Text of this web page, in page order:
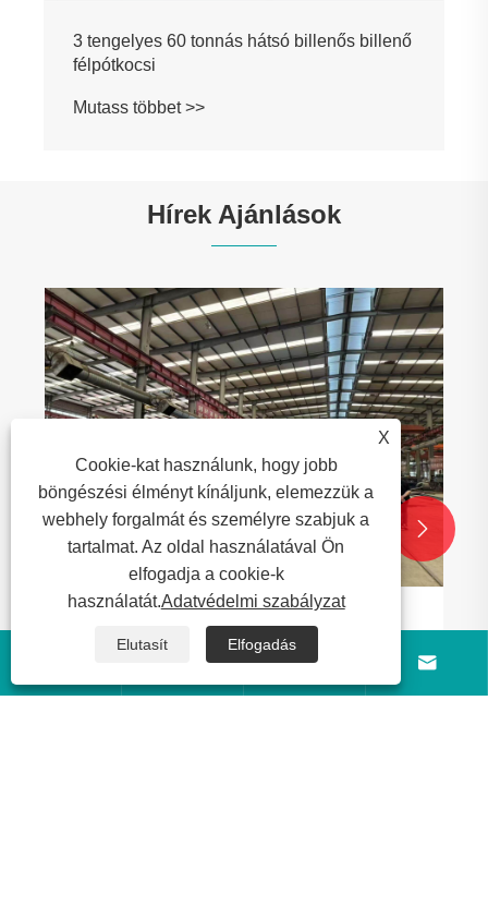
3 tengelyes 60 tonnás hátsó billenős billenő
félpótkocsi
Mutass többet >>
Hírek Ajánlások
A malajziai ügyfelek meglátogatják a Luyi
gyárat, hogy feltárják az új együttműködési
Mutass többet >>
 
 
X
Cookie-kat használunk, hogy jobb
böngészési élményt kínáljunk, elemezzük a
webhely forgalmát és személyre szabjuk a
tartalmat. Az oldal használatával Ön
elfogadja a cookie-k
használatát.Adatvédelmi szabályzat
Elutasít Elfogadás